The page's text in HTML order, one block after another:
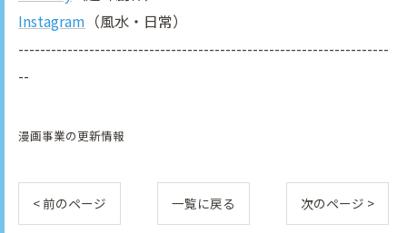
Instagram （風水・日常）
--------------------------------------------------------------------
--
漫画事業の更新情報
< 前のページ 一覧に戻る 次のページ >